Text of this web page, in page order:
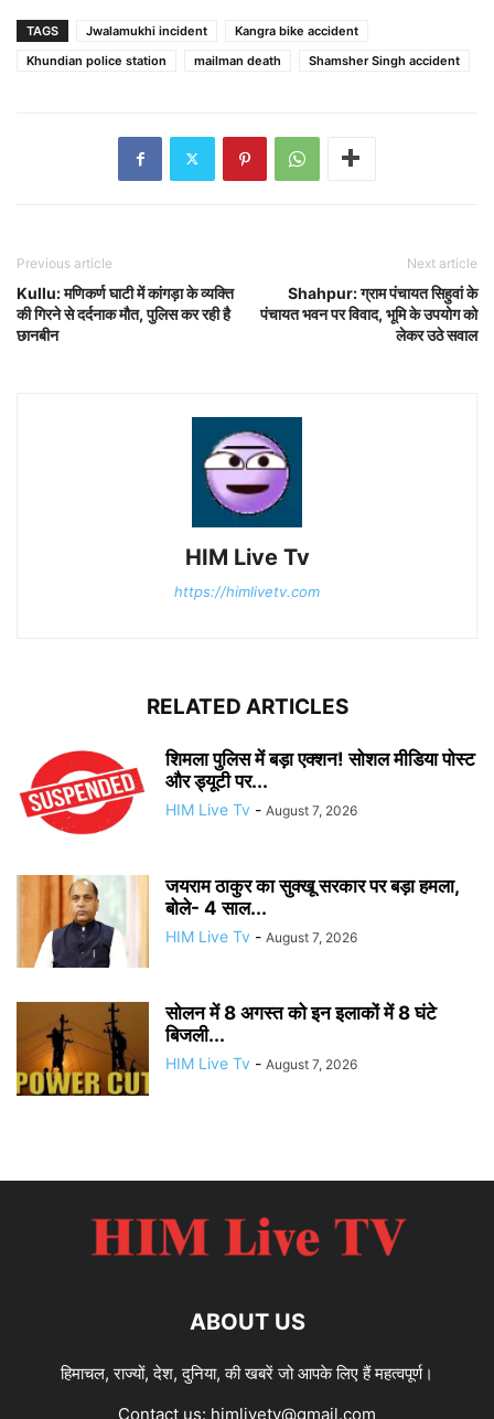
TAGS Jwalamukhi incident
Kangra bike accident
Khundian police station
mailman death Shamsher Singh accident
Previous article
Kullu: मणिकर्ण घाटी में कांगड़ा के व्यक्ति
की गिरने से दर्दनाक मौत, पुलिस कर रही है
छानबीन
Next article
Shahpur: ग्राम पंचायत सिहुवां के
पंचायत भवन पर विवाद, भूमि के उपयोग को
लेकर उठे सवाल
HIM Live Tv
https://himlivetv.com
RELATED ARTICLES
शिमला पुलिस में बड़ा एक्शन! सोशल मीडिया पोस्ट
और ड्यूटी पर...
HIM Live Tv - August 7, 2026
जयराम ठाकुर का सुक्खू सरकार पर बड़ा हमला,
बोले- 4 साल...
HIM Live Tv - August 7, 2026
सोलन में 8 अगस्त को इन इलाकों में 8 घंटे
बिजली...
HIM Live Tv - August 7, 2026
ABOUT US
हिमाचल, राज्यों, देश, दुनिया, की खबरें जो आपके लिए हैं महत्वपूर्ण।
Contact us: himlivetv@gmail.com